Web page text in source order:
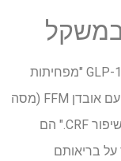
החוקרים מסיקים בסופו של דבר כי תרופות GLP-1 "מפחיתות
משמעותית את משקל הגוף ואת השומן, יחד עם אובדן FFM (מסה
ללא שומן) משמעותי, אך ללא עדות ברורה לשיפור CRF." הם
על בריאותם